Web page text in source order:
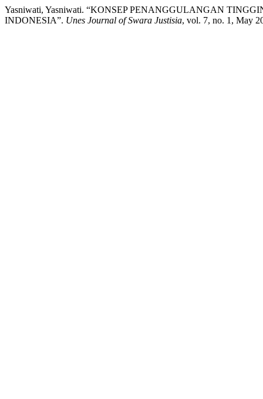
Yasniwati, Yasniwati. “KONSEP PENANGGULANGAN
INDONESIA”. Unes Journal of Swara Justisia, vol. 7, no. 1, May